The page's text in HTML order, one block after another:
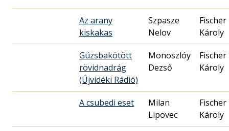
Az arany
kiskakas
Szpasze
Nelov
Fischer
Károly
Gúzsbakötött
rövidnadrág
(Újvidéki Rádió)
Monoszlóy
Dezső
Fischer
Károly
A csubedi eset
Milan
Lipovec
Fischer
Károly